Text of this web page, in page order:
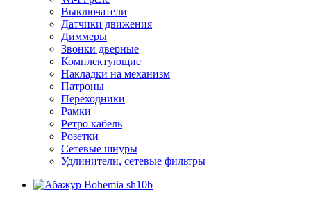
Выключатели
Датчики движения
Диммеры
Звонки дверные
Комплектующие
Накладки на механизм
Патроны
Переходники
Рамки
Ретро кабель
Розетки
Сетевые шнуры
Удлинители, сетевые фильтры